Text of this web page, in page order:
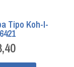
Tipo Koh-I-